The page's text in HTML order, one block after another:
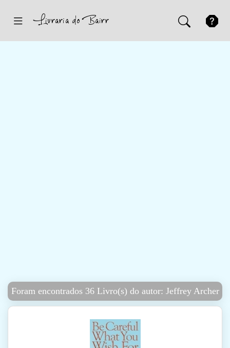
Foram encontrados 36 Livro(s) do autor: Jeffrey Archer